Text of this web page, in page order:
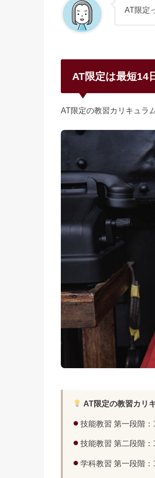
AT限定
AT限定は最短14
AT限定の教習カリキュラ
AT限定の教習カリ
技能教習 第一段階：
技能教習 第二段階：
学科教習 第一段階：